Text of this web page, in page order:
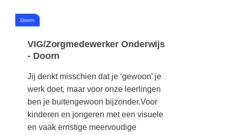
Doorn
VIG/Zorgmedewerker Onderwijs
- Doorn
Jij denkt misschien dat je ‘gewoon’ je
werk doet, maar voor onze leerlingen
ben je buitengewoon bijzonder.Voor
kinderen en jongeren met een visuele
en vaak ernstige meervoudige